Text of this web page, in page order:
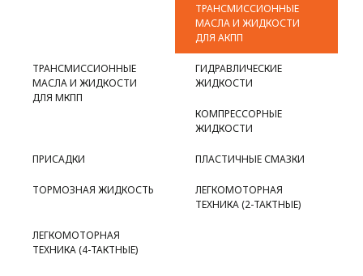
ТРАНСМИССИОННЫЕ
МАСЛА И ЖИДКОСТИ
ДЛЯ АКПП
ТРАНСМИССИОННЫЕ
МАСЛА И ЖИДКОСТИ
ДЛЯ МКПП
ГИДРАВЛИЧЕСКИЕ
ЖИДКОСТИ
КОМПРЕССОРНЫЕ
ЖИДКОСТИ
ПРИСАДКИ ПЛАСТИЧНЫЕ СМАЗКИ
ТОРМОЗНАЯ ЖИДКОСТЬ
ЛЕГКОМОТОРНАЯ
ТЕХНИКА (2-ТАКТНЫЕ)
ЛЕГКОМОТОРНАЯ
ТЕХНИКА (4-ТАКТНЫЕ)